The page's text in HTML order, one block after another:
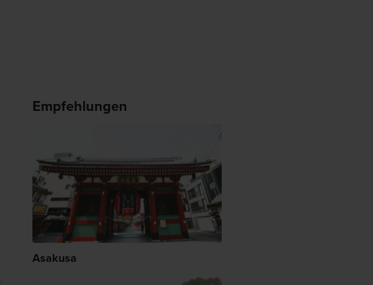
Empfehlungen
Asakusa